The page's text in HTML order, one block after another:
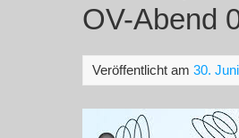
OV-Abend
Veröffentlicht am 30.